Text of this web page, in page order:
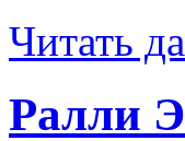
Читать
Ралли